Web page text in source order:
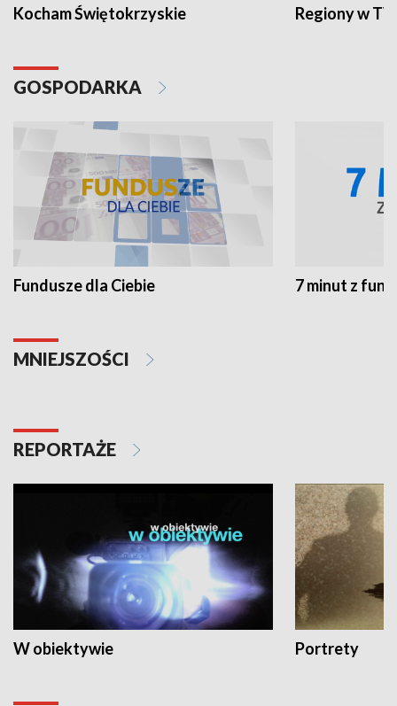
Kocham Świętokrzyskie Regiony w
GOSPODARKA
Fundusze dla Ciebie 7 minut z
MNIEJSZOŚCI
REPORTAŻE
W obiektywie Portrety